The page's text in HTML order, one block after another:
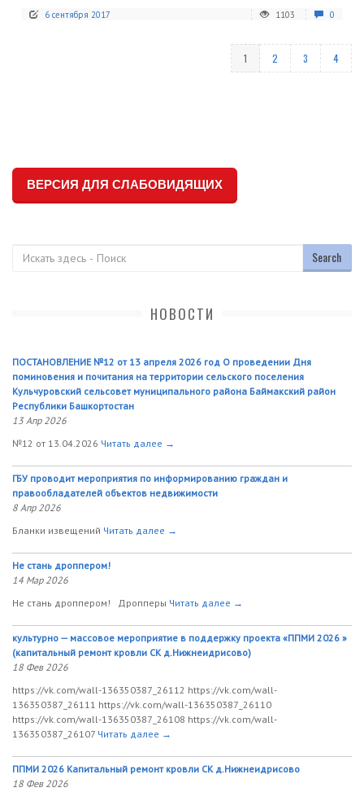
6 сентября 2017
1103 0
1 2 3 4
ВЕРСИЯ ДЛЯ СЛАБОВИДЯЩИХ
НОВОСТИ
ПОСТАНОВЛЕНИЕ №12 от 13 апреля 2026 год О проведении Дня
поминовения и почитания на территории сельского поселения
Кульчуровский сельсовет муниципального района Баймакский район
Республики Башкортостан
13 Апр 2026
№12 от 13.04.2026 Читать далее →
ГБУ проводит мероприятия по информированию граждан и
правообладателей объектов недвижимости
8 Апр 2026
Бланки извещений Читать далее →
Не стань дроппером!
14 Мар 2026
Не стань дроппером! Дропперы Читать далее →
культурно — массовое мероприятие в поддержку проекта «ППМИ 2026 »
(капитальный ремонт кровли СК д.Нижнеидрисово)
18 Фев 2026
https://vk.com/wall-136350387_26112 https://vk.com/wall-
136350387_26111 https://vk.com/wall-136350387_26110
https://vk.com/wall-136350387_26108 https://vk.com/wall-
136350387_26107 Читать далее →
ППМИ 2026 Капитальный ремонт кровли СК д.Нижнеидрисово
18 Фев 2026